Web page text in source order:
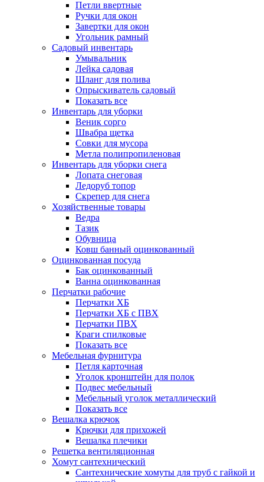
Петли ввертные
Ручки для окон
Завертки для окон
Угольник рамный
Садовый инвентарь
Умывальник
Лейка садовая
Шланг для полива
Опрыскиватель садовый
Показать все
Инвентарь для уборки
Веник сорго
Швабра щетка
Совки для мусора
Метла полипропиленовая
Инвентарь для уборки снега
Лопата снеговая
Ледоруб топор
Скрепер для снега
Хозяйственные товары
Ведра
Тазик
Обувница
Ковш банный оцинкованный
Оцинкованная посуда
Бак оцинкованный
Ванна оцинкованная
Перчатки рабочие
Перчатки ХБ
Перчатки ХБ с ПВХ
Перчатки ПВХ
Краги спилковые
Показать все
Мебельная фурнитура
Петля карточная
Уголок кронштейн для полок
Подвес мебельный
Мебельный уголок металлический
Показать все
Вешалка крючок
Крючки для прихожей
Вешалка плечики
Решетка вентиляционная
Хомут сантехнический
Сантехнические хомуты для труб с гайкой и